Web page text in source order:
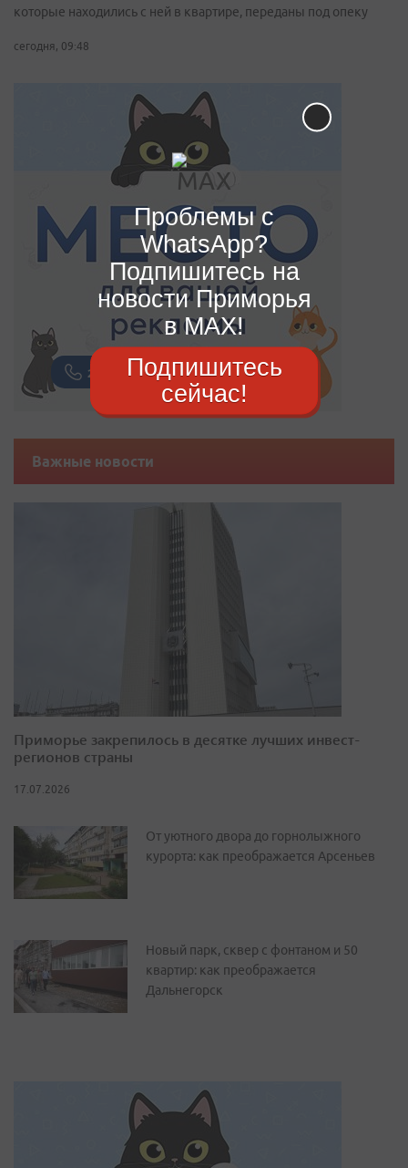
которые находились с ней в квартире, переданы под опеку
сегодня, 09:48
Важные новости
Приморье закрепилось в десятке лучших инвест-
регионов страны
17.07.2026
От уютного двора до горнолыжного
курорта: как преображается Арсеньев
Новый парк, сквер с фонтаном и 50
квартир: как преображается
Дальнегорск
Проблемы с
WhatsApp?
Подпишитесь на
новости Приморья
в MAX!
Подпишитесь
сейчас!